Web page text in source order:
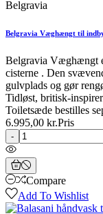
Belgravia
Belgravia Væghængt til
Belgravia Væghængt
cisterne . Den
gulvplads og gør
Tidløst, britisk-
Toiletsæde bestilles
6.995,00 kr.Pris
-
Compare
Add To Wishlist